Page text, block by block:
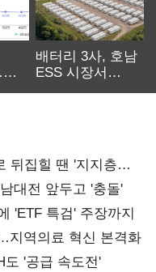
배터리 3사, 호남
ESS 시장서
뒤집힐 땐 '지지층
대전 앞두고 '충돌'
'ETF 특검' 주장까지
지역의료 혁신 본격화
'공급 속도전'